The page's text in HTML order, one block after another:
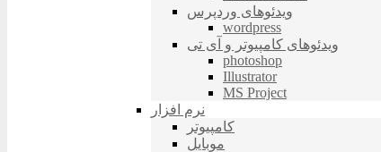
ویدئوهای وردپرس
wordpress
ویدئوهای کامپیوتر و آی تی
photoshop
Illustrator
MS Project
نرم افزار
کامپیوتر
موبایل